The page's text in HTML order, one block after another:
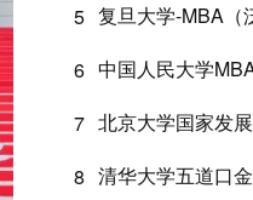
5
6 中国人民大学
7 北京大学国家发
8 清华大学五道口